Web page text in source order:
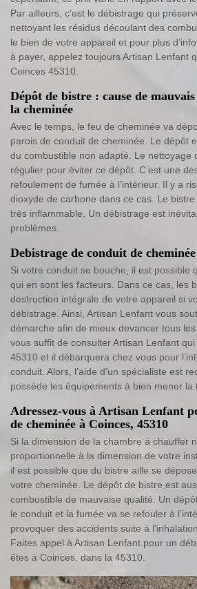
Par ailleurs, c’est le débistrage qui
nettoyant les résidus découlant des
le bien de votre appareil et pour plus
à payer, appelez toujours Artisan Lenfant
Coinces 45310.
Dépôt de bistre : cause de
la cheminée
Avec le temps, le feu de cheminée va
parois de conduit de cheminée. Le dépôt
du combustible non adapté. Le nettoyage
régulier pour éviter ce dépôt. C’est une
refoulement de fumée à l’intérieur. Il y a
dioxyde de carbone dans ce cas. Le
très inflammable. Un débistrage est
problèmes.
Debistrage de conduit de cheminée
Si votre conduit se bouche, il est possible
qui en sont les facteurs. Dans ce cas, les
destruction intégrale de votre appareil si
débistrage. Ainsi, Artisan Lenfant vous
démarche afin de mieux devancer tous
vous suffit de consulter Artisan Lenfant
45310 et il débarquera chez vous pour
conduit. Alors, l’aide d’un spécialiste est
possède les équipements à bien mener la
Adressez-vous à Artisan Lenfant
de cheminée à Coinces, 45310
Si la dimension de la chambre à chauffer
proportionnelle à la dimension de votre
il est possible que du bistre aille se
votre cheminée. Le dépôt de bistre est
combustible de mauvaise qualité. Un
le conduit et la fumée va se refouler à
provoquer des accidents suite à
Faites appel à Artisan Lenfant pour un
êtes à Coinces, dans la 45310.